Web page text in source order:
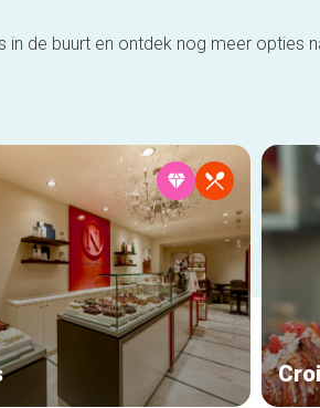
in de buurt en ontdek nog meer opties